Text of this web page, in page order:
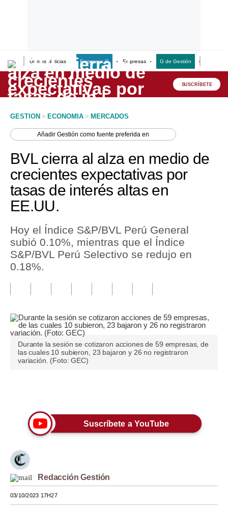
Últimas Noticias Empresas G Empresas G de Gestión
Lo último
Peru Quiosco
Economía
Mercados
Perú
Política
Tu Dinero
Finanzas Personales
Opinión
Editorial
Tendencias
Lujo
Viajes
Moda
SUSCRÍBETE
GESTION > ECONOMIA > MERCADOS
AñadirGestión como fuente preferida en
BVL cierra al alza en medio de
crecientes expectativas por
tasas de interés altas en
EE.UU.
Hoy el Índice S&P/BVL Perú General
subió 0.10%, mientras que el Índice
S&P/BVL Perú Selectivo se redujo en
0.18%.
Durante la sesión se cotizaron acciones de 59 empresas, de
las cuales 10 subieron, 23 bajaron y 26 no registraron
variación. (Foto: GEC)
Suscríbete a YouTube
Redacción Gestión
03/10/2023 17H27